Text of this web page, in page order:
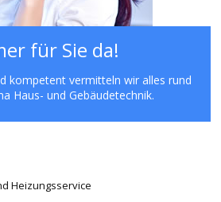
für Sie da!
kompetent vermitteln wir alles rund
Haus- und Gebäudetechnik.
Heizungsservice